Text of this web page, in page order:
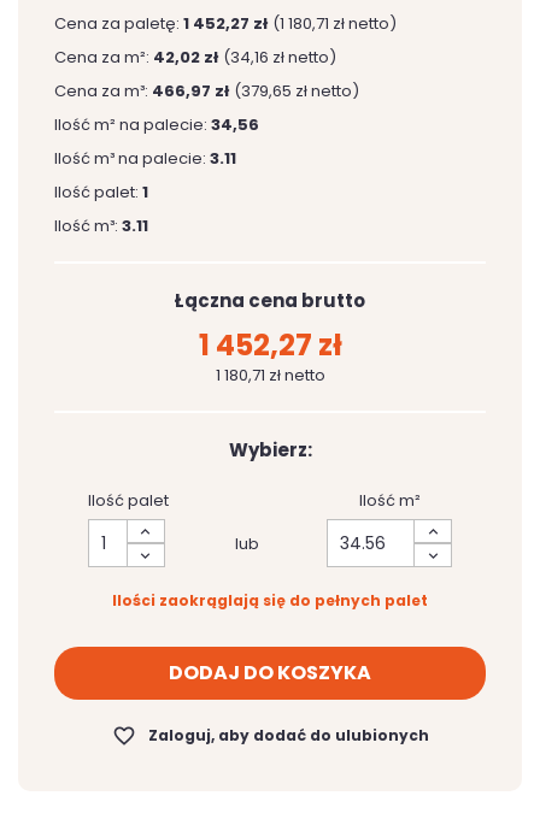
Cena za paletę: 1 452,27 zł (1 180,71 zł netto)
Cena za m²: 42,02 zł (34,16 zł netto)
Cena za m³: 466,97 zł (379,65 zł netto)
Ilość m² na palecie: 34,56
Ilość m³ na palecie: 3.11
Ilość palet: 1
Ilość m³: 3.11
Łączna cena brutto
1 452,27 zł
1 180,71 zł netto
Wybierz:
Ilość palet
lub
Ilość m²
Ilości zaokrąglają się do pełnych palet
DODAJ DO KOSZYKA
favorite_border Zaloguj, aby dodać do ulubionych